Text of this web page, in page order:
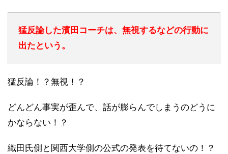
猛反論した濱田コーチは、無視するなどの行動に
出たという。
猛反論！？無視！？
どんどん事実が歪んで、話が膨らんでしまうのどうに
かならない！？
織田氏側と関西大学側の公式の発表を待てないの！？